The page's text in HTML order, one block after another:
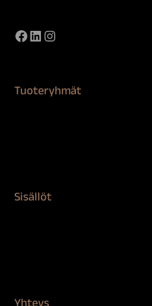
Facebook
LinkedIn
Instagram
Tuoteryhmät
Sisällöt